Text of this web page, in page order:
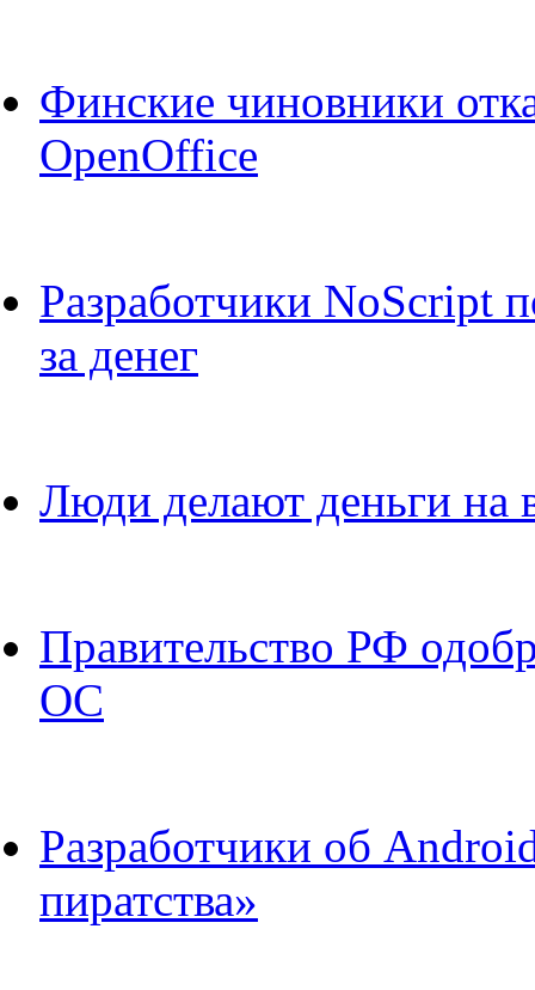
Финские чиновники
OpenOffice
Разработчики NoScript
за денег
Люди делают деньги на
Правительство РФ
ОС
Разработчики об
пиратства»